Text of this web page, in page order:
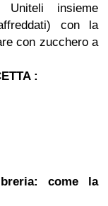
insieme
con la
con zucchero a
:
come la